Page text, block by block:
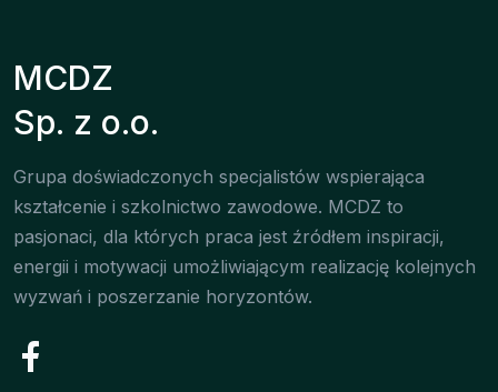
MCDZ
Sp. z o.o.
Grupa doświadczonych specjalistów wspierająca
kształcenie i szkolnictwo zawodowe. MCDZ to
pasjonaci, dla których praca jest źródłem inspiracji,
energii i motywacji umożliwiającym realizację kolejnych
wyzwań i poszerzanie horyzontów.